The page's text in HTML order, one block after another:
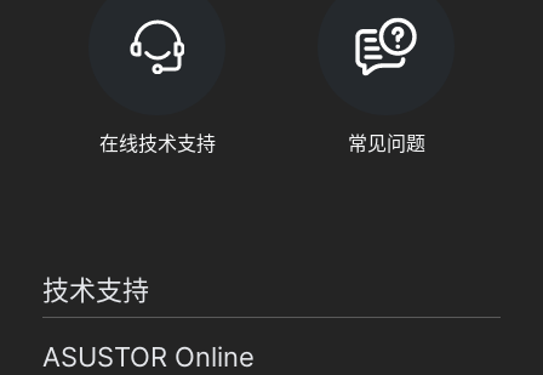
在线技术支持 常见问题
技术支持
ASUSTOR Online